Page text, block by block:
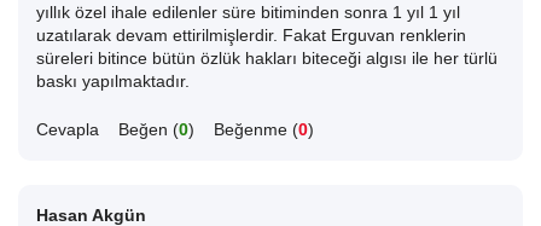
yıllık özel ihale edilenler süre bitiminden sonra 1 yıl 1 yıl
uzatılarak devam ettirilmişlerdir. Fakat Erguvan renklerin
süreleri bitince bütün özlük hakları biteceği algısı ile her türlü
baskı yapılmaktadır.
Cevapla Beğen (0) Beğenme (0)
Hasan Akgün